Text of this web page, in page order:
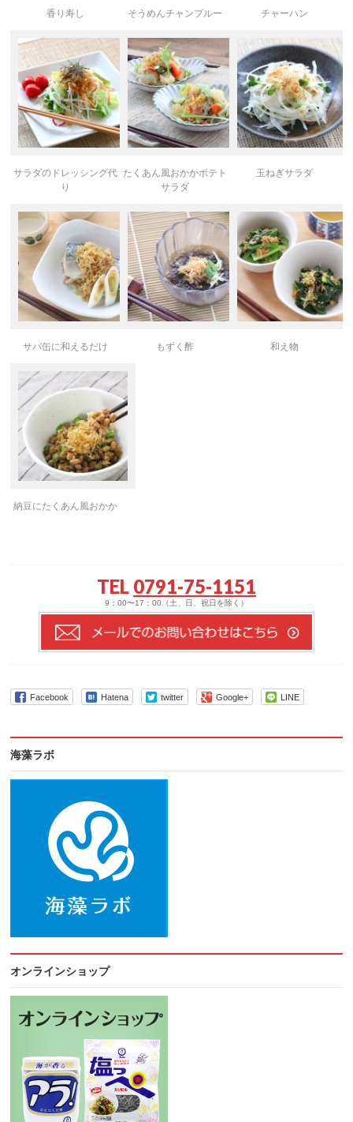
香り寿し そうめんチャンプルー チャーハン
サラダのドレッシング代
り
たくあん風おかかポテト
サラダ
玉ねぎサラダ
サバ缶に和えるだけ もずく酢 和え物
納豆にたくあん風おかか
TEL 0791-75-1151
9：00〜17：00（土、日、祝日を除く）
Facebook Hatena twitter Google+ LINE
海藻ラボ
オンラインショップ